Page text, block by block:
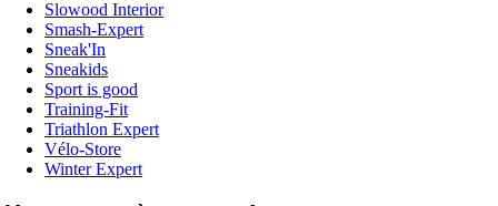
Slowood Interior
Smash-Expert
Sneak'In
Sneakids
Sport is good
Training-Fit
Triathlon Expert
Vélo-Store
Winter Expert